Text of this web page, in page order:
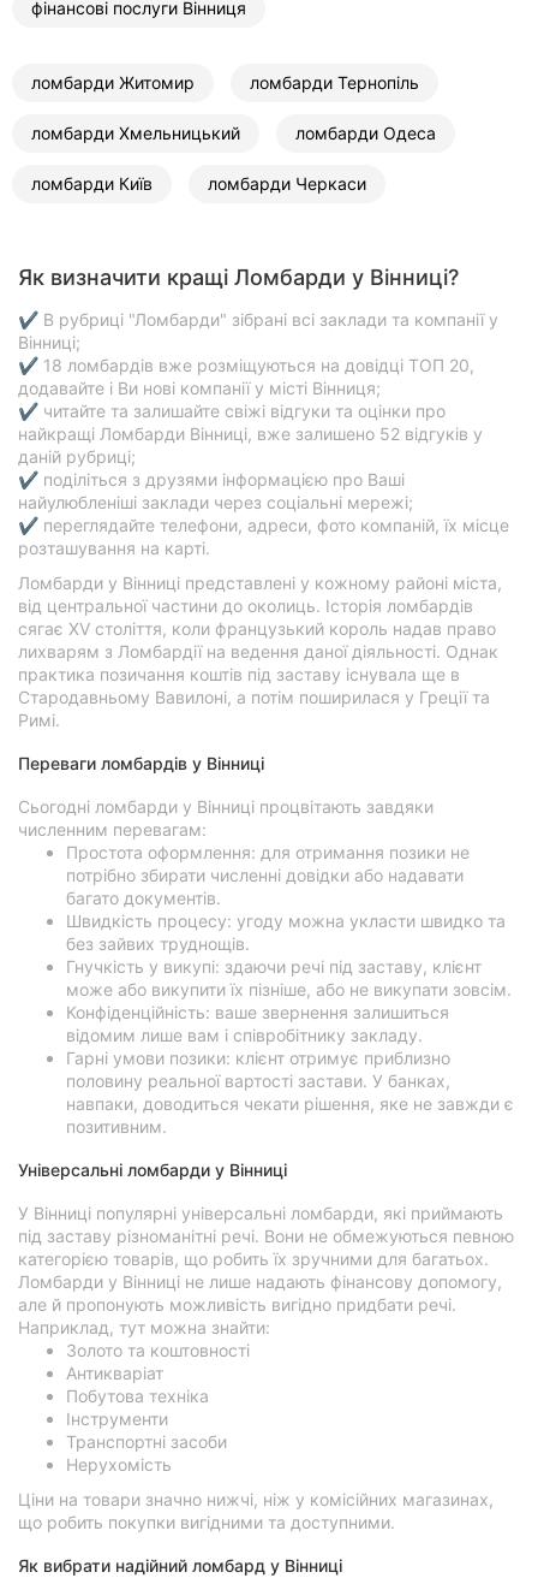
фінансові послуги Вінниця
ломбарди Житомир ломбарди Тернопіль
ломбарди Хмельницький ломбарди Одеса
ломбарди Київ ломбарди Черкаси
Як визначити кращі Ломбарди у Вінниці?
✔ В рубриці "Ломбарди" зібрані всі заклади та компанії у
Вінниці;
✔ 18 ломбардів вже розміщуються на довідці ТОП 20,
додавайте і Ви нові компанії у місті Вінниця;
✔ читайте та залишайте свіжі відгуки та оцінки про
найкращі Ломбарди Вінниці, вже залишено 52 відгуків у
даній рубриці;
✔ поділіться з друзями інформацією про Ваші
найулюбленіші заклади через соціальні мережі;
✔ переглядайте телефони, адреси, фото компаній, їх місце
розташування на карті.
Ломбарди у Вінниці представлені у кожному районі міста,
від центральної частини до околиць. Історія ломбардів
сягає XV століття, коли французький король надав право
лихварям з Ломбардії на ведення даної діяльності. Однак
практика позичання коштів під заставу існувала ще в
Стародавньому Вавилоні, а потім поширилася у Греції та
Римі.
Переваги ломбардів у Вінниці
Сьогодні ломбарди у Вінниці процвітають завдяки
численним перевагам:
Простота оформлення: для отримання позики не
потрібно збирати численні довідки або надавати
багато документів.
Швидкість процесу: угоду можна укласти швидко та
без зайвих труднощів.
Гнучкість у викупі: здаючи речі під заставу, клієнт
може або викупити їх пізніше, або не викупати зовсім.
Конфіденційність: ваше звернення залишиться
відомим лише вам і співробітнику закладу.
Гарні умови позики: клієнт отримує приблизно
половину реальної вартості застави. У банках,
навпаки, доводиться чекати рішення, яке не завжди є
позитивним.
Універсальні ломбарди у Вінниці
У Вінниці популярні універсальні ломбарди, які приймають
під заставу різноманітні речі. Вони не обмежуються певною
категорією товарів, що робить їх зручними для багатьох.
Ломбарди у Вінниці не лише надають фінансову допомогу,
але й пропонують можливість вигідно придбати речі.
Наприклад, тут можна знайти:
Золото та коштовності
Антикваріат
Побутова техніка
Інструменти
Транспортні засоби
Нерухомість
Ціни на товари значно нижчі, ніж у комісійних магазинах,
що робить покупки вигідними та доступними.
Як вибрати надійний ломбард у Вінниці